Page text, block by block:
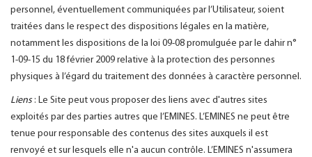
personnel, éventuellement communiquées par l’Utilisateur, soient
traitées dans le respect des dispositions légales en la matière,
notamment les dispositions de la loi 09-08 promulguée par le dahir n°
1-09-15 du 18 février 2009 relative à la protection des personnes
physiques à l’égard du traitement des données à caractère personnel.
Liens: Le Site peut vous proposer des liens avec d'autres sites
exploités par des parties autres que l’EMINES. L’EMINES ne peut être
tenue pour responsable des contenus des sites auxquels il est
renvoyé et sur lesquels elle n'a aucun contrôle. L’EMINES n'assumera